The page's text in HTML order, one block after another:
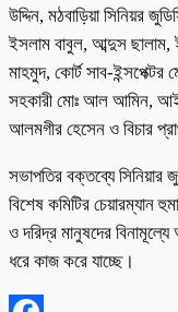
উদ্দিন, মঠবাড়িয়া সিনিয়র
ইসলাম বাবুল, আব্দুস
মাহমুদ, কোর্ট সাব-
সহকারী মোঃ আল আমিন,
আলমগীর হেসেন ও বিচার
সভাপতির বক্তব্যে সিনিয়ার
বিশেষ কমিটির চেয়ারম্যান
ও দরিদ্র মানুষদের
ধরে কাজ করে যাচ্ছে।